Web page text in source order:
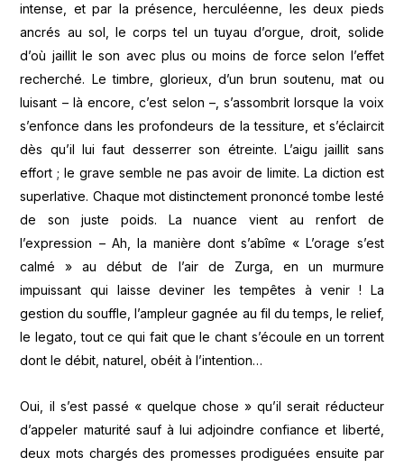
intense, et par la présence, herculéenne, les deux pieds
ancrés au sol, le corps tel un tuyau d’orgue, droit, solide
d’où jaillit le son avec plus ou moins de force selon l’effet
recherché. Le timbre, glorieux, d’un brun soutenu, mat ou
luisant – là encore, c’est selon –, s’assombrit lorsque la voix
s’enfonce dans les profondeurs de la tessiture, et s’éclaircit
dès qu’il lui faut desserrer son étreinte. L’aigu jaillit sans
effort ; le grave semble ne pas avoir de limite. La diction est
superlative. Chaque mot distinctement prononcé tombe lesté
de son juste poids. La nuance vient au renfort de
l’expression – Ah, la manière dont s’abîme « L’orage s’est
calmé » au début de l’air de Zurga, en un murmure
impuissant qui laisse deviner les tempêtes à venir ! La
gestion du souffle, l’ampleur gagnée au fil du temps, le relief,
le legato, tout ce qui fait que le chant s’écoule en un torrent
dont le débit, naturel, obéit à l’intention…
Oui, il s’est passé « quelque chose » qu’il serait réducteur
d’appeler maturité sauf à lui adjoindre confiance et liberté,
deux mots chargés des promesses prodiguées ensuite par